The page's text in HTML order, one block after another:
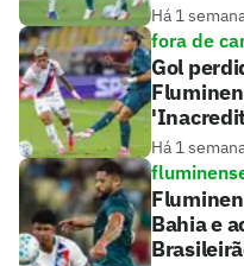
Há 1
fora de
Gol
Há 1
Bahia e